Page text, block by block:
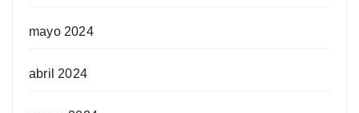
mayo 2024
abril 2024